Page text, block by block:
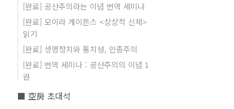
[완료] 공산주의라는 이념 번역 세미나
[완료] 모이라 게이튼스 <상상적 신체>
읽기
[완료] 생명정치와 통치성, 인종주의
[완료] 번역 세미나 : 공산주의의 이념 1
권
■ 空房 초대석